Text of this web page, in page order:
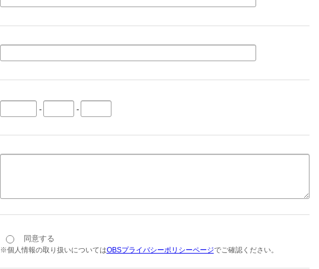
- -
同意する
※個人情報の取り扱いについてはOBSプライバシーポリシーページでご確認ください。